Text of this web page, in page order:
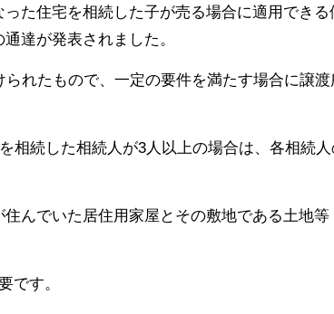
た住宅を相続した子が売る場合に適用でき
達が発表されました。
れたもので、一定の要件を満たす場合に譲
相続した相続人が3人以上の場合は、各相続
んでいた居住用家屋とその敷地である土地
です。